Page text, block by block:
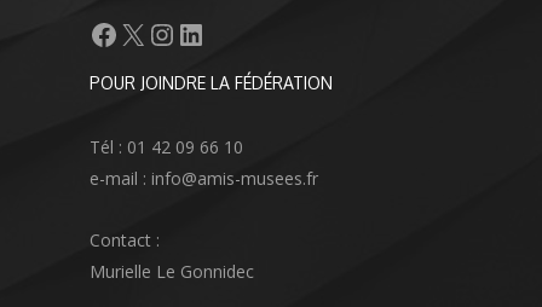
Facebook
X Instagram
LinkedIn
POUR JOINDRE LA FÉDÉRATION
Tél : 01 42 09 66 10
e-mail : info@amis-musees.fr
Contact :
Murielle Le Gonnidec